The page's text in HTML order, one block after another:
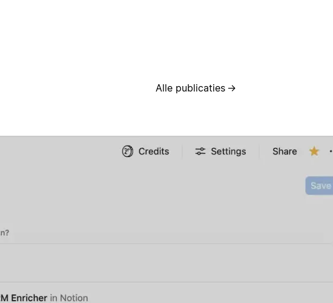
Alle publicaties →